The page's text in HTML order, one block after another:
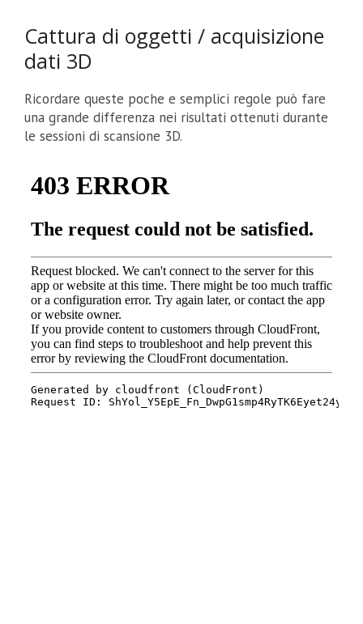
Cattura di oggetti / acquisizione
dati 3D
Ricordare queste poche e semplici regole può fare
una grande differenza nei risultati ottenuti durante
le sessioni di scansione 3D.